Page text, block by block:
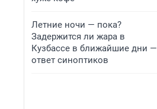
Летние ночи — пока?
Задержится ли жара в
Кузбассе в ближайшие дни —
ответ синоптиков